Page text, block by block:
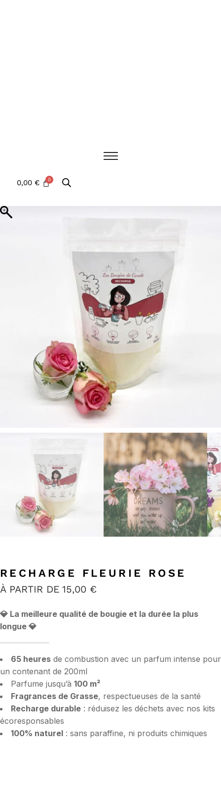
0,00 €
RECHARGE FLEURIE ROSE
À PARTIR DE 15,00 €
💎 La meilleure qualité de bougie et la durée la plus
longue 💎
65 heures de combustion avec un parfum intense pour
un contenant de 200ml
Parfume jusqu’à 100 m²
Fragrances de Grasse, respectueuses de la santé
Recharge durable : réduisez les déchets avec nos kits
écoresponsables
100% naturel : sans paraffine, ni produits chimiques